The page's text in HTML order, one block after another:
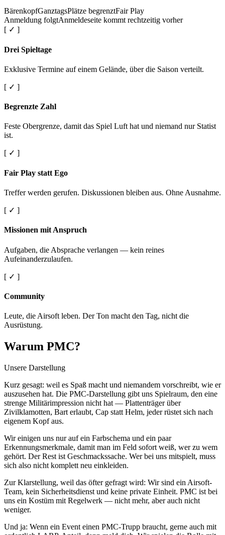
BärenkopfGanztagsPlätze begrenztFair Play
Anmeldung folgtAnmeldeseite kommt rechtzeitig vorher
[ ✓ ]
Drei Spieltage
Exklusive Termine auf einem Gelände, über die Saison verteilt.
[ ✓ ]
Begrenzte Zahl
Feste Obergrenze, damit das Spiel Luft hat und niemand nur Statist
ist.
[ ✓ ]
Fair Play statt Ego
Treffer werden gerufen. Diskussionen bleiben aus. Ohne Ausnahme.
[ ✓ ]
Missionen mit Anspruch
Aufgaben, die Absprache verlangen — kein reines
Aufeinanderzulaufen.
[ ✓ ]
Community
Leute, die Airsoft leben. Der Ton macht den Tag, nicht die
Ausrüstung.
Warum PMC?
Unsere Darstellung
Kurz gesagt: weil es Spaß macht und niemandem vorschreibt, wie er
auszusehen hat. Die PMC-Darstellung gibt uns Spielraum, den eine
strenge Militärimpression nicht hat — Plattenträger über
Zivilklamotten, Bart erlaubt, Cap statt Helm, jeder rüstet sich nach
eigenem Kopf aus.
Wir einigen uns nur auf ein Farbschema und ein paar
Erkennungsmerkmale, damit man im Feld sofort weiß, wer zu wem
gehört. Der Rest ist Geschmackssache. Wer bei uns mitspielt, muss
sich also nicht komplett neu einkleiden.
Zur Klarstellung, weil das öfter gefragt wird: Wir sind ein Airsoft-
Team, kein Sicherheitsdienst und keine private Einheit. PMC ist bei
uns ein Kostüm mit Regelwerk — nicht mehr, aber auch nicht
weniger.
Und ja: Wenn ein Event einen PMC-Trupp braucht, gerne auch mit